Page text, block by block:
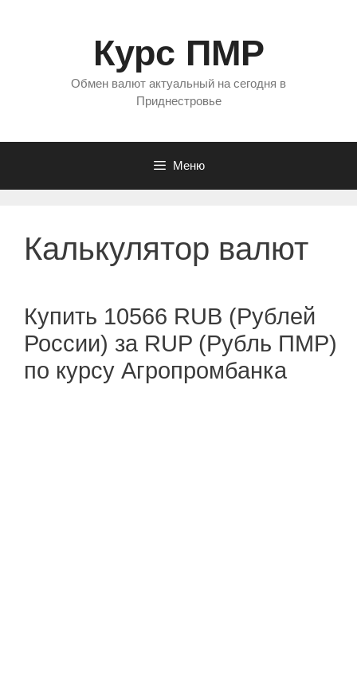
Курс ПМР
Обмен валют актуальный на сегодня в
Приднестровье
Меню
Калькулятор валют
Купить 10566 RUB (Рублей
России) за RUP (Рубль ПМР)
по курсу Агропромбанка